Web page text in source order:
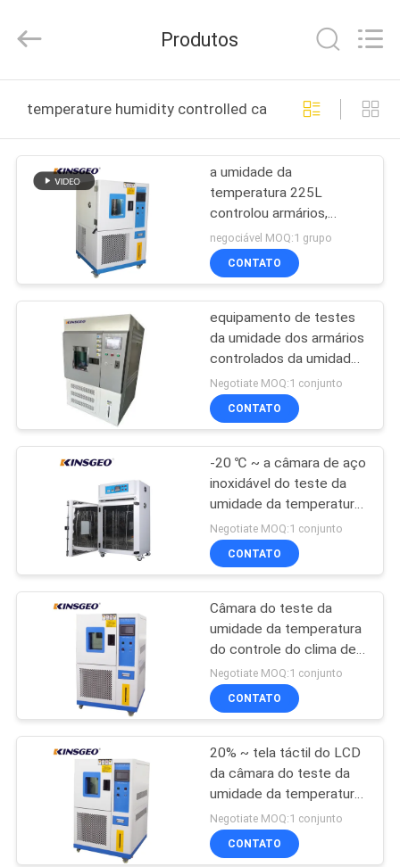
PRODUTOS
EXCURSÃO
FÁBRICA
CONTROLE
DA
QUALIDADE
CONTACTE-
PEÇA
UMAS
CITAÇÕES
MAPA
PRIVACY
INSTRUMENT
CO.,LTD.
Reserved.
Produtos
temperature humidity controlled cabinets fabricação
a umidade da
temperatura 225L
controlou armários,
câmara alta da baixa
temperatura de RH20%
negociável MOQ:1 grupo
CONTATO
equipamento de testes
da umidade dos armários
controlados da umidade
da temperatura do
tamanho interno de
6.5KW 50×60×50
Negotiate MOQ:1 conjunto
CONTATO
-20 ℃ ~ a câmara de aço
inoxidável do teste da
umidade da temperatura
de 100 ℃ fácil se opera
com uma garantia do ano
Negotiate MOQ:1 conjunto
CONTATO
Câmara do teste da
umidade da temperatura
do controle do clima de
TEMI 880 com
compressor de
Tecumseh
Negotiate MOQ:1 conjunto
CONTATO
20% ~ tela táctil do LCD
da câmara do teste da
umidade da temperatura
da segurança 80L do RH
de 98%
Negotiate MOQ:1 conjunto
CONTATO